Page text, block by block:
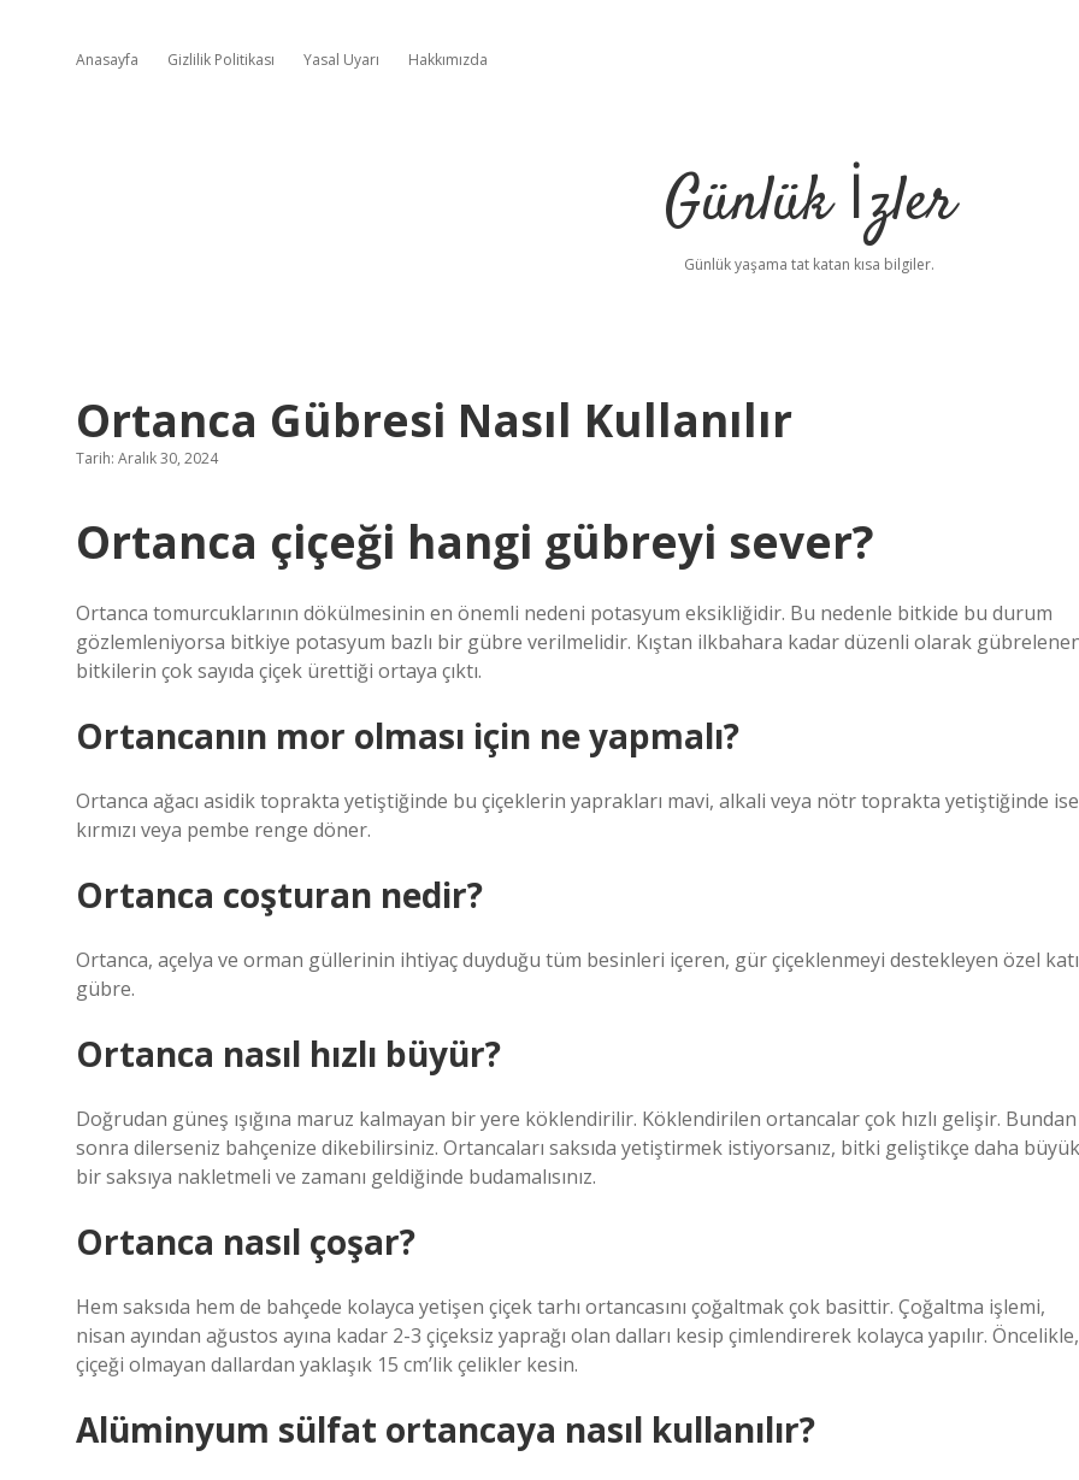
Anasayfa Gizlilik Politikası Yasal Uyarı Hakkımızda
Günlük İzler
Günlük yaşama tat katan kısa bilgiler.
Ortanca Gübresi Nasıl Kullanılır
Tarih: Aralık 30, 2024
Ortanca çiçeği hangi gübreyi sever?
Ortanca tomurcuklarının dökülmesinin en önemli nedeni potasyum eksikliğidir. Bu nedenle bitkide bu durum
gözlemleniyorsa bitkiye potasyum bazlı bir gübre verilmelidir. Kıştan ilkbahara kadar düzenli olarak
bitkilerin çok sayıda çiçek ürettiği ortaya çıktı.
Ortancanın mor olması için ne yapmalı?
Ortanca ağacı asidik toprakta yetiştiğinde bu çiçeklerin yaprakları mavi, alkali veya nötr toprakta yetiştiğinde ise
kırmızı veya pembe renge döner.
Ortanca coşturan nedir?
Ortanca, açelya ve orman güllerinin ihtiyaç duyduğu tüm besinleri içeren, gür çiçeklenmeyi destekleyen özel katı
gübre.
Ortanca nasıl hızlı büyür?
Doğrudan güneş ışığına maruz kalmayan bir yere köklendirilir. Köklendirilen ortancalar çok hızlı gelişir. Bundan
sonra dilerseniz bahçenize dikebilirsiniz. Ortancaları saksıda yetiştirmek istiyorsanız, bitki geliştikçe daha büyük
bir saksıya nakletmeli ve zamanı geldiğinde budamalısınız.
Ortanca nasıl çoşar?
Hem saksıda hem de bahçede kolayca yetişen çiçek tarhı ortancasını çoğaltmak çok basittir. Çoğaltma işlemi,
nisan ayından ağustos ayına kadar 2-3 çiçeksiz yaprağı olan dalları kesip çimlendirerek kolayca yapılır. Öncelikle,
çiçeği olmayan dallardan yaklaşık 15 cm’lik çelikler kesin.
Alüminyum sülfat ortancaya nasıl kullanılır?